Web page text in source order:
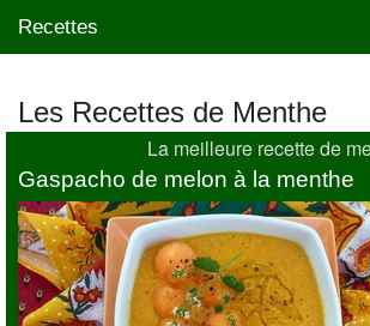
Recettes
Mes blogs préférés
Les Recettes de Menthe
La meilleure recette de
Gaspacho de melon à la menthe